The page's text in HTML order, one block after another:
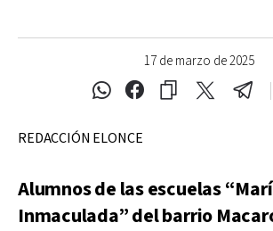
17 de marzo de 2025
REDACCIÓN ELONCE
Alumnos de las escuelas
Inmaculada” del barrio